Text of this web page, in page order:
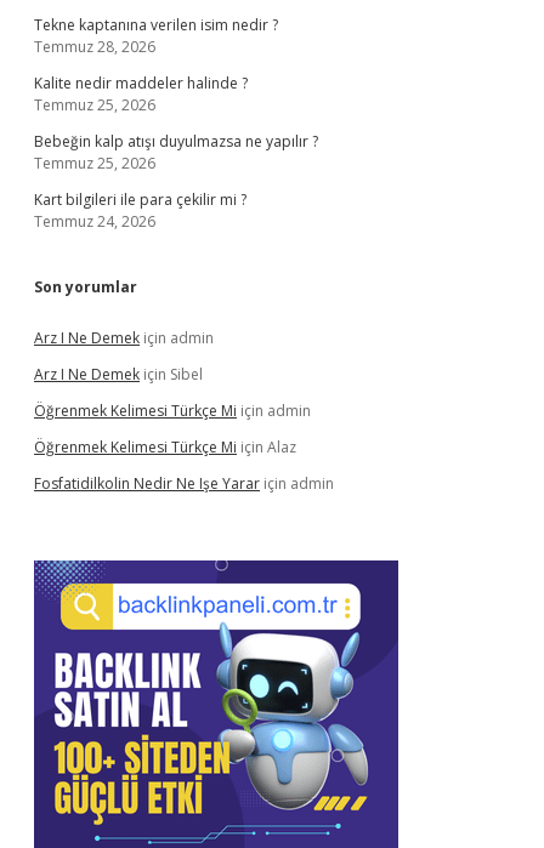
Tekne kaptanına verilen isim nedir ?
Temmuz 28, 2026
Kalite nedir maddeler halinde ?
Temmuz 25, 2026
Bebeğin kalp atışı duyulmazsa ne yapılır ?
Temmuz 25, 2026
Kart bilgileri ile para çekilir mi ?
Temmuz 24, 2026
Son yorumlar
Arz I Ne Demek için admin
Arz I Ne Demek için Sibel
Öğrenmek Kelimesi Türkçe Mi için admin
Öğrenmek Kelimesi Türkçe Mi için Alaz
Fosfatidilkolin Nedir Ne Işe Yarar için admin